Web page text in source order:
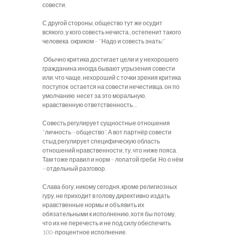
совести.
С другой стороны, общество тут же осудит
всякого, у кого совесть нечиста., остепенит такого
человека окриком – “Надо и совесть знать!”
Обычно критика достигает цели и у нехорошего
гражданина иногда бывают угрызения совести
или, что чаще, нехороший с точки зрения критика
поступок остается на совести нечестивца, он по
умолчанию несет за это моральную,
нравственную ответственность…
Совесть регулирует сущностные отношения
“личность – общество”. А вот партнёр совести
стыд регулирует специфическую область
отношений нравственности, ту, что ниже пояса.
Там тоже правил и норм – лопатой греби. Но о нём
– отдельный разговор.
Слава богу, никому сегодня, кроме религиозных
гуру, не приходит в голову директивно издать
нравственные нормы и объявить их
обязательными к исполнению, хотя бы потому,
что их не перечесть и не под силу обеспечить
100-процентное исполнение.